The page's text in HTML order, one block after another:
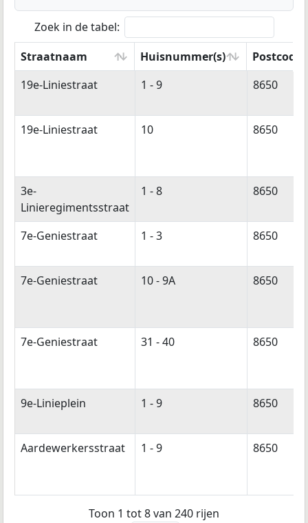
Zoek in de tabel:
Straatnaam
Huisnummer(s)
Straatnaam
Huisnummer(s)
19e-Liniestraat 1 - 9 8650
19e-Liniestraat 10 8650
3e-
Linieregimentsstraat
1 - 8 8650
7e-Geniestraat 1 - 3 8650
7e-Geniestraat 10 - 9A 8650
7e-Geniestraat 31 - 40 8650
9e-Linieplein 1 - 9 8650
Aardewerkersstraat 1 - 9 8650
Toon 1 tot 8 van 240 rijen